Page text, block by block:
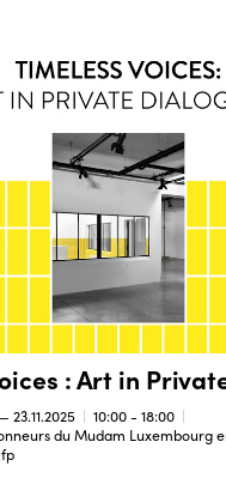
: Art in
23.11.2025
10:00 - 18:00
du Mudam Luxembourg